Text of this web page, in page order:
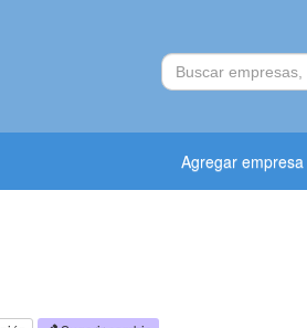
Agregar empresa